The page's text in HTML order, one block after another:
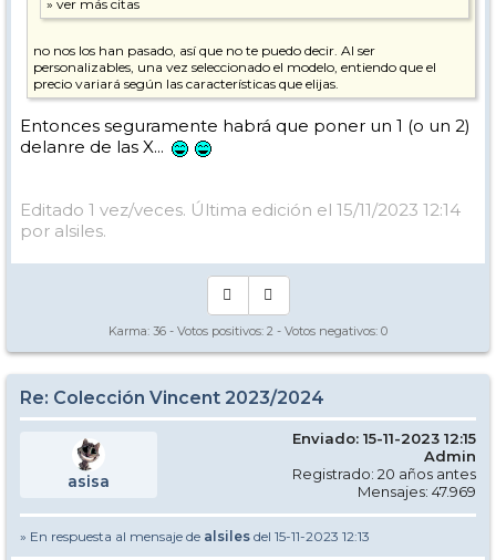
no nos los han pasado, así que no te puedo decir. Al ser
personalizables, una vez seleccionado el modelo, entiendo que el
precio variará según las características que elijas.
Entonces seguramente habrá que poner un 1 (o un 2)
delanre de las X...
Editado 1 vez/veces. Última edición el 15/11/2023 12:14
por alsiles.
Karma: 36 - Votos positivos: 2 - Votos negativos: 0
Re: Colección Vincent 2023/2024
asisa
Enviado: 15-11-2023 12:15
Admin
Registrado: 20 años antes
Mensajes: 47.969
» En respuesta al mensaje de alsiles del 15-11-2023 12:13